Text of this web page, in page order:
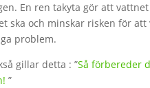
En ren takyta gör att
ska och minskar risken för att
problem.
gillar detta : ”Så förbereder
”